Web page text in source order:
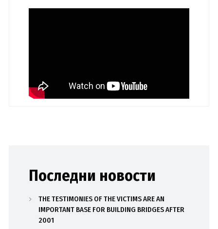
Последни новости
THE TESTIMONIES OF THE VICTIMS ARE AN
IMPORTANT BASE FOR BUILDING BRIDGES AFTER
2001